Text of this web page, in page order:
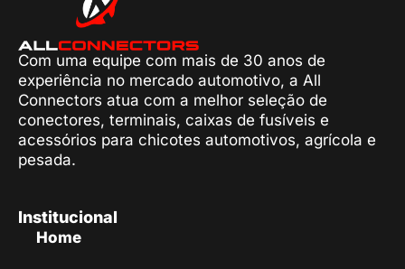
Com uma equipe com mais de 30 anos de
experiência no mercado automotivo, a All
Connectors atua com a melhor seleção de
conectores, terminais, caixas de fusíveis e
acessórios para chicotes automotivos, agrícola e
pesada.
Institucional
Home